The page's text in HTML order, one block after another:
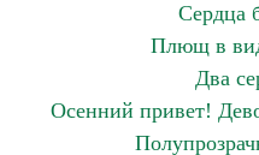
Сердца
Плющ в
Два
Осенний привет!